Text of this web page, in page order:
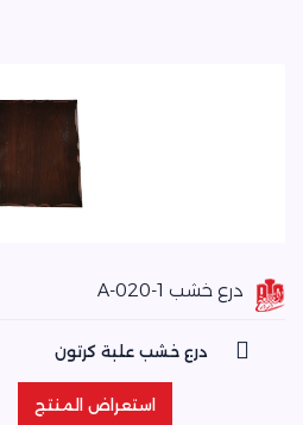
درع خشب A-020-1
درع خشب علبة كرتون
استعراض المنتج